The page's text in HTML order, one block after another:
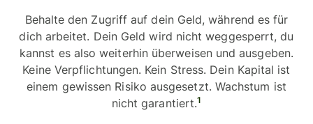
Behalte den Zugriff auf dein Geld, während es für
dich arbeitet. Dein Geld wird nicht weggesperrt, du
kannst es also weiterhin überweisen und ausgeben.
Keine Verpflichtungen. Kein Stress. Dein Kapital ist
einem gewissen Risiko ausgesetzt. Wachstum ist
nicht garantiert.1